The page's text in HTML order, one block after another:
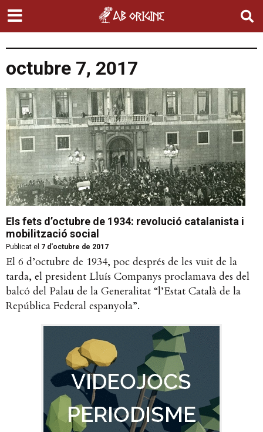
octubre 7, 2017
Els fets d’octubre de 1934: revolució catalanista i
mobilització social
Publicat el 7 d'octubre de 2017
El 6 d’octubre de 1934, poc després de les vuit de la
tarda, el president Lluís Companys proclamava des del
balcó del Palau de la Generalitat “l’Estat Català de la
República Federal espanyola”.